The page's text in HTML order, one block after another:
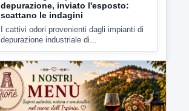
7 AGOSTO 2026 CRONACA
Miasmi dagli impianti di
depurazione, inviato l'esposto:
scattano le indagini